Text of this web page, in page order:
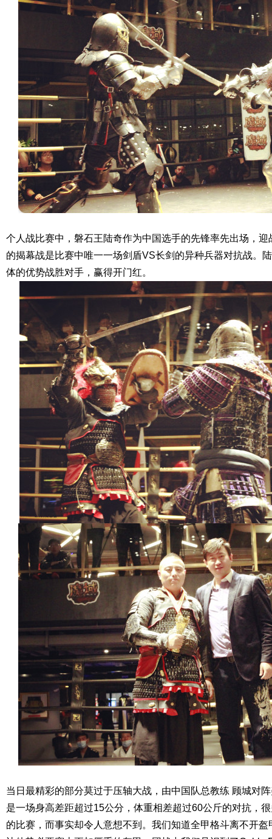
个人战比赛中，磐石王陆奇作为中国选手的先锋率先出场，
的揭幕战是比赛中唯一一场剑盾VS长剑的异种兵器对抗战。
体的优势战胜对手，赢得开门红。
当日最精彩的部分莫过于压轴大战，由中国队总教练 顾城对
是一场身高差距超过15公分，体重相差超过60公斤的对抗，
的比赛，而事实却令人意想不到。我们知道全甲格斗离不开